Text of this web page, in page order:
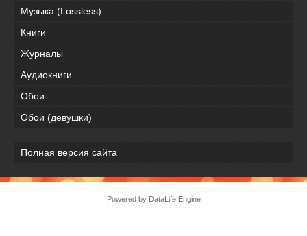
Музыка (Lossless)
Книги
Журналы
Аудиокниги
Обои
Обои (девушки)
Полная версия сайта
Powered by DataLife Engine